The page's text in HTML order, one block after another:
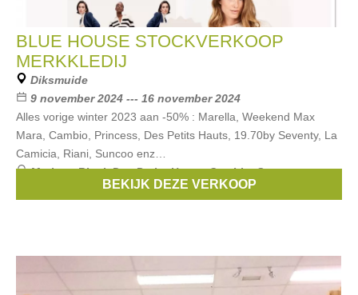
BLUE HOUSE STOCKVERKOOP
MERKKLEDIJ
Diksmuide
9 november 2024 --- 16 november 2024
Alles vorige winter 2023 aan -50% : Marella, Weekend Max
Mara, Cambio, Princess, Des Petits Hauts, 19.70by Seventy, La
Camicia, Riani, Suncoo enz…
Merken:Riani,Des Petits Hauts,Cambio,Suncoo,
BEKIJK DEZE VERKOOP